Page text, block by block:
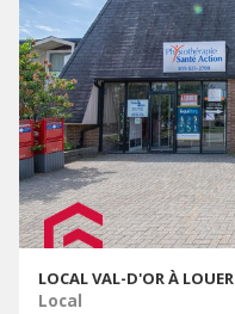
LOCAL VAL-D'OR À LOUER
Local